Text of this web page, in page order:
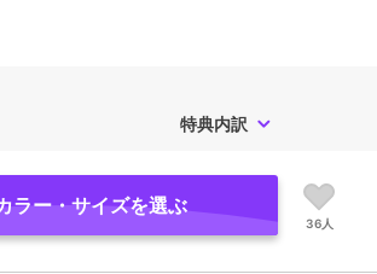
特典内訳
ラー・サイズを選ぶ
36人